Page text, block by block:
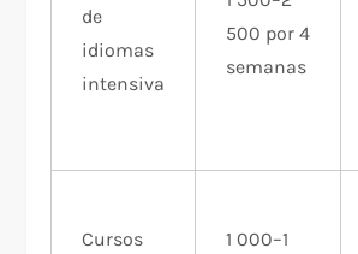
de
idiomas
intensiva
500 por 4
semanas
Cursos
1 000–1